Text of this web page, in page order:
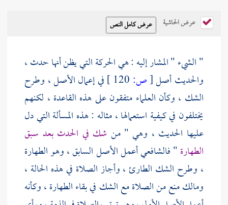
عرض الحاشية
" الشيء " المشار إليه : هي الحركة التي يظن أنها حدث ،
والحديث أصل[ص:
في إعمال الأصل ، وطرح
الشك ، وكأن العلماء متفقون على هذه القاعدة ، لكنهم
يختلفون في كيفية استعمالها ، مثاله : هذه المسألة التي دل
عليها الحديث ، وهي " من شك في الحدث بعد سبق
الطهارة"فالشافعيأعمل الأصل السابق ، وهو الطهارة
، وطرح الشك الطارئ ، وأجاز الصلاة في هذه الحالة ،
ومالكمنع من الصلاة مع الشك في بقاء الطهارة ، وكأنه